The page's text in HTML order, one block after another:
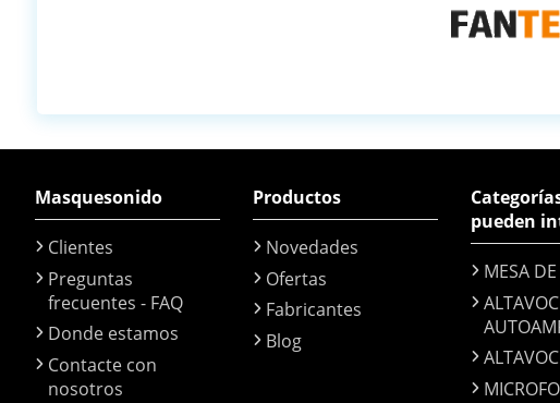
Masquesonido
Clientes
Preguntas
frecuentes - FAQ
Donde estamos
Contacte con
nosotros
Productos
Novedades
Ofertas
Fabricantes
Blog
pueden
MESA